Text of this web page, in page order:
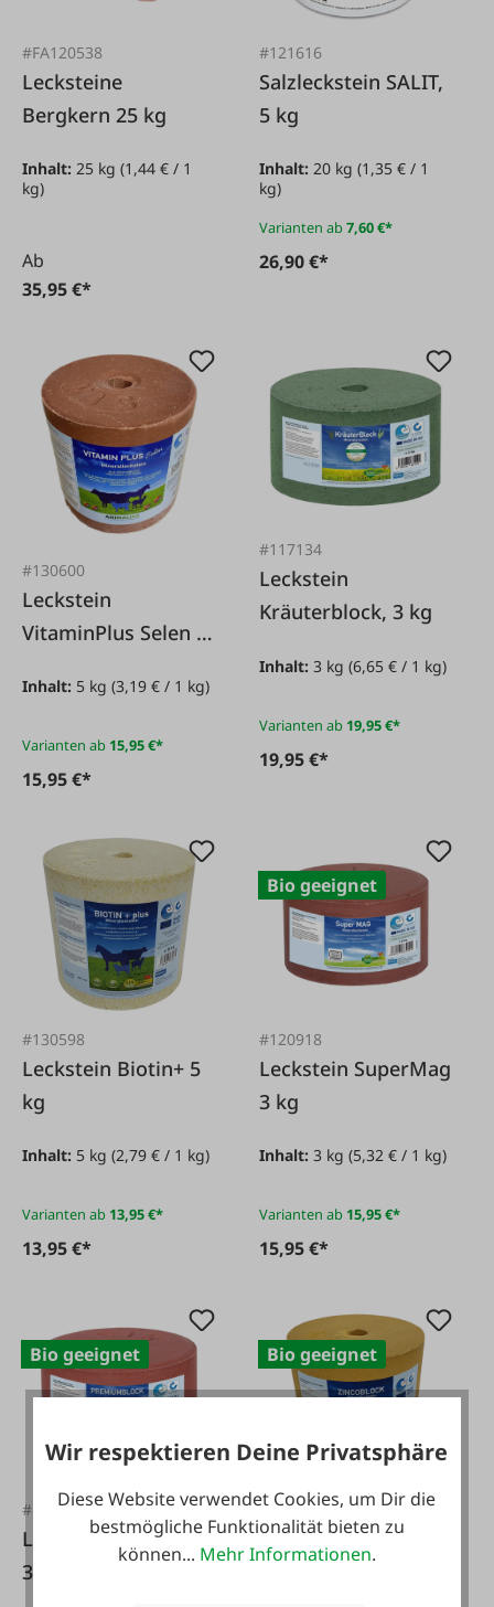
#FA120538
Lecksteine
Bergkern 25 kg
Inhalt: 25 kg (1,44 € / 1
kg)
Ab
35,95 €*
#121616
Salzleckstein SALIT,
5 kg
Inhalt:20 kg(1,35 € / 1
kg)
Varianten ab7,60 €*
26,90 €*
#130600
Leckstein
VitaminPlus Selen 5
Inhalt: 5 kg (3,19 € / 1 kg)
Varianten ab 15,95 €*
15,95 €*
#117134
Leckstein
Kräuterblock, 3 kg
Inhalt:3 kg(6,65 € / 1 kg)
Varianten ab 19,95 €*
19,95 €*
#130598
Leckstein Biotin+ 5
kg
Inhalt: 5 kg (2,79 € / 1 kg)
Varianten ab 13,95 €*
13,95 €*
Bio geeignet
#120918
Leckstein SuperMag
3 kg
Inhalt:3 kg(5,32 € / 1 kg)
Varianten ab 15,95 €*
15,95 €*
Bio geeignet
#123827
Leckstein Premium
3 kg
Bio geeignet
#130593
Leckstein
Wir respektieren Deine Privatsphäre
Diese Website verwendet Cookies, um Dir die
bestmögliche Funktionalität bieten zu
können... Mehr Informationen.